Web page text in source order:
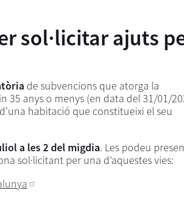
sol·licitar ajuts
de subvencions que atorga la
35 anys o menys (en data del 31/01/
habitació que constitueixi el seu
a les 2 del migdia. Les podeu
sol·licitant per una d’aquestes vies: